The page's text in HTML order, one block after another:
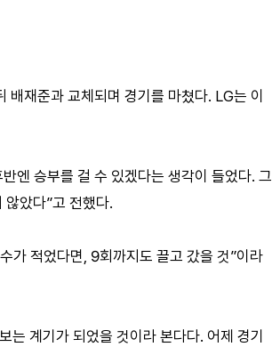
재준과 교체되며 경기를 마쳤다. LG는 이
엔 승부를 걸 수 있겠다는 생각이 들었다. 그
았다”고 전했다.
가 적었다면, 9회까지도 끌고 갔을 것”이라
계기가 되었을 것이라 본다다. 어제 경기